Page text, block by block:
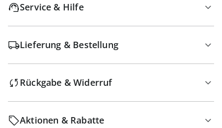
Service & Hilfe
Lieferung & Bestellung
Rückgabe & Widerruf
Aktionen & Rabatte